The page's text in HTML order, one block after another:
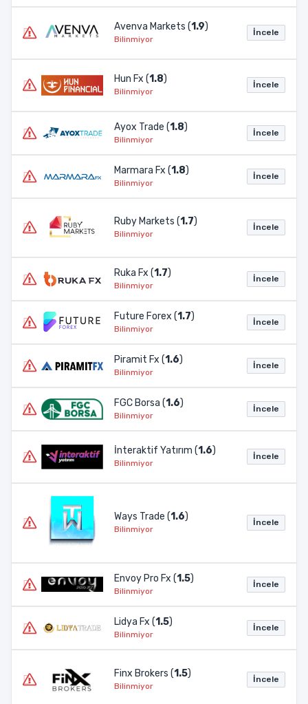
Avenva Markets (1.9)
Bilinmiyor
İncele
Hun Fx (1.8)
Bilinmiyor
İncele
Ayox Trade (1.8)
Bilinmiyor
İncele
Marmara Fx (1.8)
Bilinmiyor
İncele
Ruby Markets (1.7)
Bilinmiyor
İncele
Ruka Fx (1.7)
Bilinmiyor
İncele
Future Forex (1.7)
Bilinmiyor
İncele
Piramit Fx (1.6)
Bilinmiyor
İncele
FGC Borsa (1.6)
Bilinmiyor
İncele
İnteraktif Yatırım (1.6)
Bilinmiyor
İncele
Ways Trade (1.6)
Bilinmiyor
İncele
Envoy Pro Fx (1.5)
Bilinmiyor
İncele
Lidya Fx (1.5)
Bilinmiyor
İncele
Finx Brokers (1.5)
Bilinmiyor
İncele